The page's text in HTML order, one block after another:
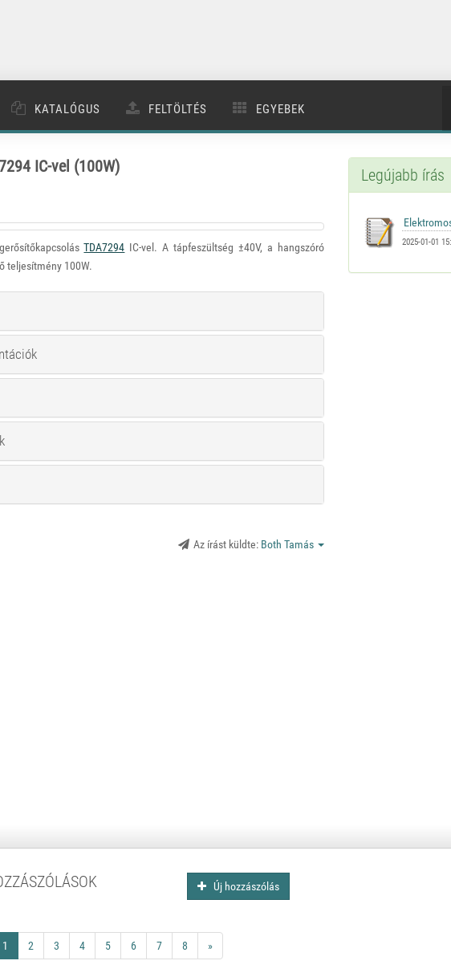
KATALÓGUS FELTÖLTÉS EGYEBEK
IC-vel (100W)
TDA7294 IC-vel. A tápfeszültség ±40V, a hangszóró
teljesítmény 100W.
Az írást küldte: Both Tamás
Legújabb írás
2025-01-01
Új hozzászólás
1 2 3 4 5 6 7 8 »